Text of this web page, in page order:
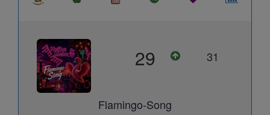
29 31
Flamingo-Song